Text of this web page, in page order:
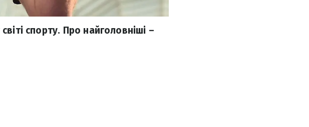
спорту. Про найголовніші –